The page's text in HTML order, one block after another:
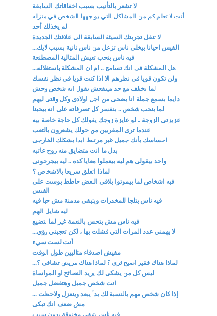
لا تشعر بالتأنيب بسبب اخفاقاتك السابقة
أنت لا تعلم كم من المشاكل التي يواجهها الشخص في منزله
لم يخذلك أحد
لا تنقل تجربتك السيئة السابقة الى علاقتك الجديدة
الفيس احيانا بيخلى ناس تزعل من ناس تانية بسبب لايك...
فيه ناس بتحب تعيش المثالية المصطنعة
هل المشكلة فى انك تسامح .. ام ان المشكلة باستغلاله...
ولن تكون قويا فى نظرهم الا اذا كنت قويا فى نظر نفسك
لما تختلف مع حد مينفعش تقول انه شخص وحش
دايما بسمع جملة انا بضحى من اجل اولادى وكل وقتى ليهم
لما بنحب شخص .. بنفسر كل تصرفاته على انه بيحبنا
عزيزتى الزوجة .. لو عايزة زوجك يقولك كل حاجة خاصة بيه
عندما ترى المقربين من حولك يشعرون بالتعب
احساسك بأنك جميل غير مرتبط ابدا بشكلك الخارجى
بدل ما انت متضايق منه روح عاتبه
واحد بيقولى هم ليه بيعملوا معايا كده .. ليه بيجرحونى
لماذا اتعلق سريعا بالاشخاص ؟
فيه اشخاص لما بيموتوا بلاقى البعض حاطط بوست على
الفيس
فيه ناس بتلجا للمخدرات وبتبقى مدمنة مش حبا فيه
ليه شايل الهم
فيه ناس مش بتحس بالنعمة غير لما بتضيع
لا يهمني عدد المرات التي فشلت بها ، لكن تعجبني رؤي...
أنت لست سيء
مفيش اصدقاء مثاليين طول الوقت
لماذا هناك فقير اصبح ثرى ؟ لماذا هناك مريض تشافى ؟...
ليس كل من يشكى لك يريد النصائح او المواساة
انت شخص جميل وهتفضل جميل
إذا كان شخص مهم بالنسبة لك بدأ يبعد وينعزل ولاحظت ...
مش ضعف انك تبكى
فيه ناس بتبقى مخنوقة بدون سبب